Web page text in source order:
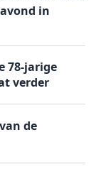
in
78-jarige
verder
de